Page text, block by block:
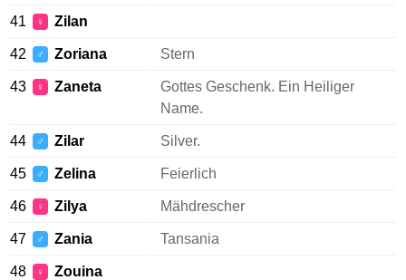
41 ♀ Zilan
42 ♂ Zoriana Stern
43 ♀ Zaneta
Gottes Geschenk. Ein Heiliger
Name.
44 ♂ Zilar Silver.
45 ♂ Zelina Feierlich
46 ♀ Zilya Mähdrescher
47 ♂ Zania Tansania
48 ♀ Zouina